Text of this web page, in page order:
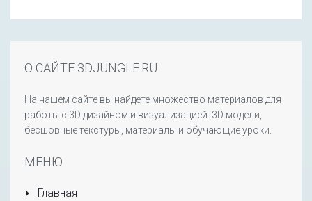
О САЙТЕ 3DJUNGLE.RU
На нашем сайте вы найдете множество материалов для
работы с 3D дизайном и визуализацией: 3D модели,
бесшовные текстуры, материалы и обучающие уроки.
МЕНЮ
Главная